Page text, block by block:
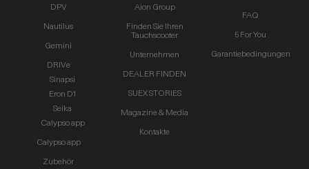
DPV
Nautilus
Gemini
DRIVe
Sinapsi
Eron D1
Seika
Calypso app
Calypso app
Zubehör
Aion Group
Finden Sie Ihren
Tauchscooter
Unternehmen
DEALER FINDEN
SUEX STORIES
Magazine & Media
Kontakte
FAQ
5 For You
Garantiebedingungen